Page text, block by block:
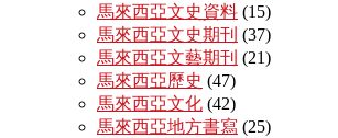
馬來西亞文史資料 (15)
馬來西亞文史期刊 (37)
馬來西亞文藝期刊 (21)
馬來西亞歷史 (47)
馬來西亞文化 (42)
馬來西亞地方書寫 (25)